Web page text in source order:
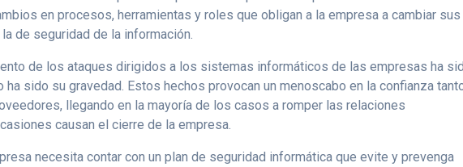
en procesos, herramientas y roles que obligan a la empresa a cambiar sus
de seguridad de la información.
de los ataques dirigidos a los sistemas informáticos de las empresas ha
ha sido su gravedad. Estos hechos provocan un menoscabo en la confianza
llegando en la mayoría de los casos a romper las relaciones
causan el cierre de la empresa.
necesita contar con un plan de seguridad informática que evite y prevenga